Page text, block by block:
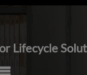
Lifecycle